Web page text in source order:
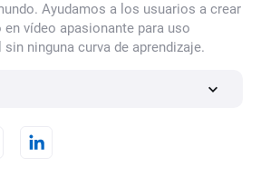
Ayudamos a los usuarios a crear
vídeo apasionante para uso
ninguna curva de aprendizaje.